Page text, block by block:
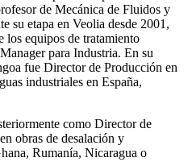
de Mecánica de Fluidos y
su etapa en Veolia desde 2001,
los equipos de tratamiento
para Industria. En su
fue Director de Producción en
industriales en España,
como Director de
obras de desalación y
Rumanía, Nicaragua o